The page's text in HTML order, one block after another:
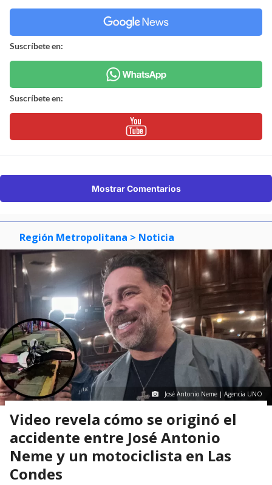
Suscríbete en:
Suscríbete en:
Mostrar Comentarios
Región Metropolitana > Noticia
José Antonio Neme | Agencia UNO
Video revela cómo se originó el
accidente entre José Antonio
Neme y un motociclista en Las
Condes